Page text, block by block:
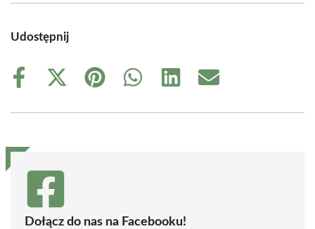
Udostępnij
Share
Share
(Twitter)
Share
Share
Share
Share
Dołącz do nas na Facebooku!